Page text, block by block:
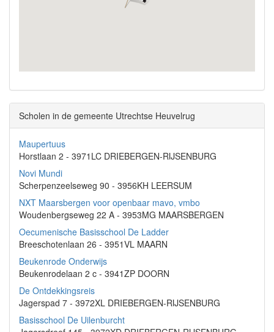
Scholen in de gemeente Utrechtse Heuvelrug
Maupertuus
Horstlaan 2 - 3971LC DRIEBERGEN-RIJSENBURG
Novi Mundi
Scherpenzeelseweg 90 - 3956KH LEERSUM
NXT Maarsbergen voor openbaar mavo, vmbo
Woudenbergseweg 22 A - 3953MG MAARSBERGEN
Oecumenische Basisschool De Ladder
Breeschotenlaan 26 - 3951VL MAARN
Beukenrode Onderwijs
Beukenrodelaan 2 c - 3941ZP DOORN
De Ontdekkingsreis
Jagerspad 7 - 3972XL DRIEBERGEN-RIJSENBURG
Basisschool De Uilenburcht